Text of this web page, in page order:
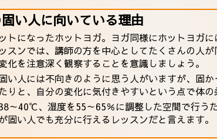
い人に向いている理由
トになったホットヨガ。ヨガ同様にホットヨガ
スンでは、講師の方を中心としてたくさんの人
化を注意深く観察することを意識しましょう。
い人には不向きのように思う人がいますが、固
りと、自分の変化に気付きやすいという点で体
～40℃、湿度を55～65％に調整した空間で行う
固い人でも充分に行えるレッスンだと言えます。